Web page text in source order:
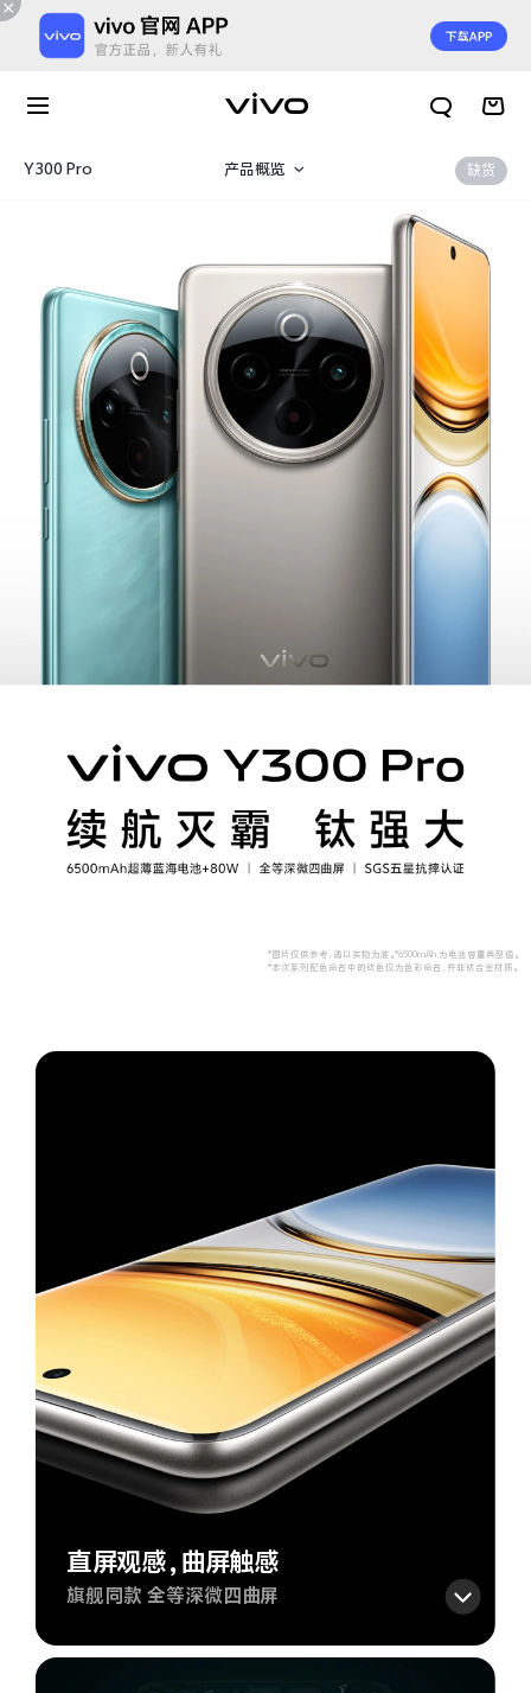
Y300 Pro 产品概览 缺货
*图片仅供参考，请以实物为准
*本次系列配色命名中的钛色仅
直屏观感，曲屏触感
旗舰同款 全等深微四曲屏